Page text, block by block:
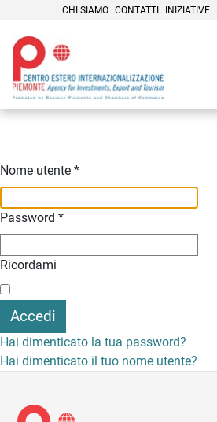
CHI SIAMO CONTATTI INIZIATIVE
Nome utente *
Password *
Ricordami
Accedi
Hai dimenticato la tua password?
Hai dimenticato il tuo nome utente?